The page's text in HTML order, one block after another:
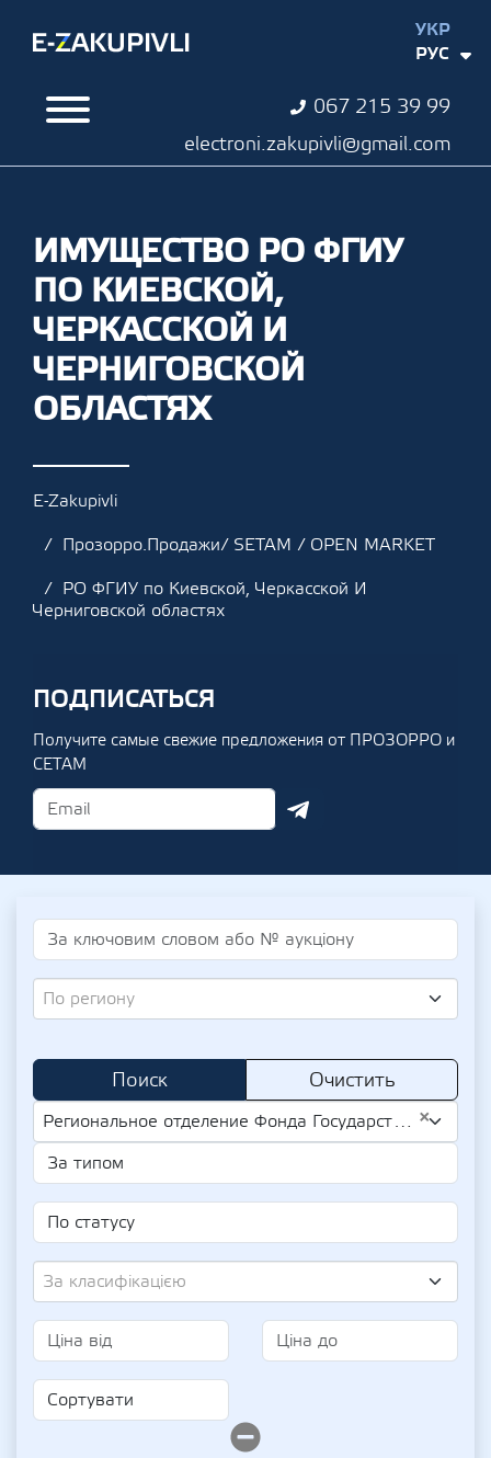
067 215 39 99
electroni.zakupivli@gmail.com
УКР
РУС
ИМУЩЕСТВО РО ФГИУ
ПО КИЕВСКОЙ,
ЧЕРКАССКОЙ И
ЧЕРНИГОВСКОЙ
ОБЛАСТЯХ
E-Zakupivli
Прозорро.Продажи/ SETAM / OPEN MARKET
РО ФГИУ по Киевской, Черкасской И
Черниговской областях
ПОДПИСАТЬСЯ
Получите самые свежие предложения от ПРОЗОРРО и
СЕТАМ
По региону
Поиск Очистить
×
Региональное отделение Фонда Государственного Имущества Украины по Киевской, Черкасской И Черниговской областях (UA-EDR 43173325)
За класифікацією